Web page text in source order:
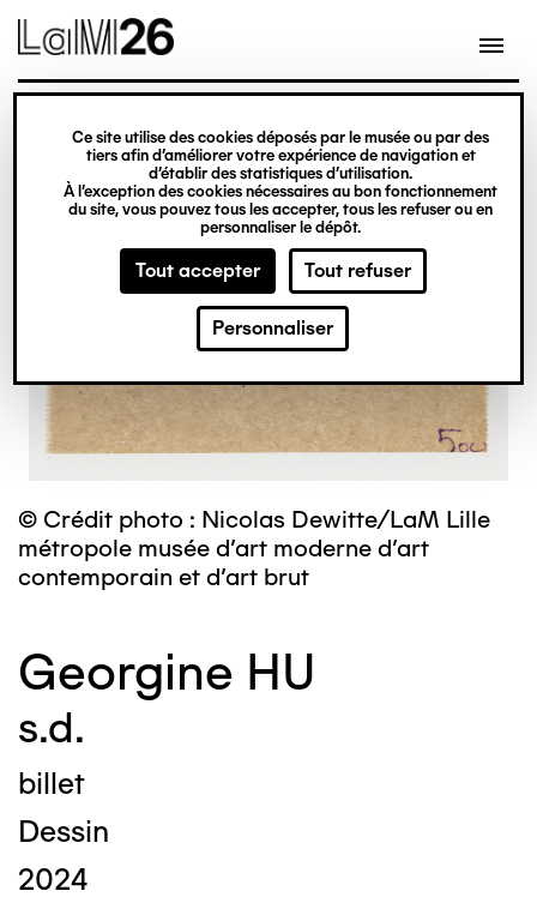
Gestion des cookies
Ce site utilise des cookies déposés par le musée ou par des
tiers afin d’améliorer votre expérience de navigation et
d’établir des statistiques d’utilisation.
À l’exception des cookies nécessaires au bon fonctionnement
du site, vous pouvez tous les accepter, tous les refuser ou en
personnaliser le dépôt.
Tout accepter Tout refuser
Personnaliser
contenu
© Crédit photo : Nicolas Dewitte/LaM Lille
métropole musée d’art moderne d’art
contemporain et d’art brut
Georgine HU
s.d.
billet
Dessin
2024